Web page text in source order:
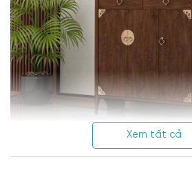
Xem tất cả